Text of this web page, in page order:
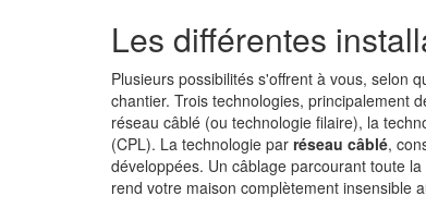
Les différentes
Plusieurs possibilités s'offrent à vous, selon
chantier. Trois technologies, principalement
réseau câblé (ou technologie filaire), la
(CPL). La technologie par réseau câblé,
développées. Un câblage parcourant toute
rend votre maison complètement insensible